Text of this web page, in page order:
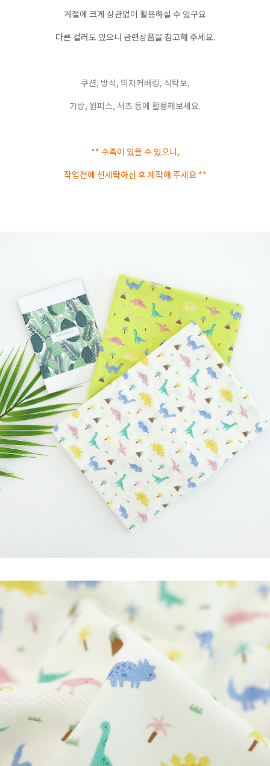
계절에 크게 상관없이 활용하실 수 있구요
다른 컬러도 있으니 관련상품을 참고해 주세요.
쿠션, 방석, 의자커버링, 식탁보,
가방, 원피스, 셔츠 등에 활용해보세요.
** 수축이 있을 수 있으니,
작업전에 선세탁하신 후 제작해 주세요 **